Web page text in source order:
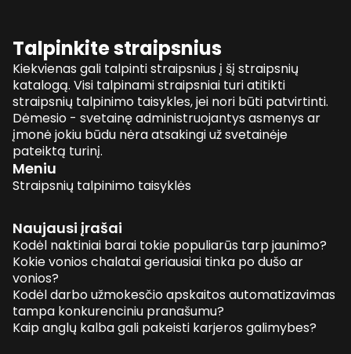
Talpinkite straipsnius
Kiekvienas gali talpinti straipsnius į šį straipsnių
katalogą. Visi talpinami straipsniai turi atitikti
straipsnių talpinimo taisykles, jei nori būti patvirtinti.
Dėmesio - svetainę administruojantys asmenys ar
įmonė jokiu būdu nėra atsakingi už svetainėje
pateiktą turinį.
Meniu
Straipsnių talpinimo taisyklės
Naujausi įrašai
Kodėl naktiniai barai tokie populiarūs tarp jaunimo?
Kokie vonios chalatai geriausiai tinka po dušo ar
vonios?
Kodėl darbo užmokesčio apskaitos automatizavimas
tampa konkurenciniu pranašumu?
Kaip anglų kalba gali pakeisti karjeros galimybes?